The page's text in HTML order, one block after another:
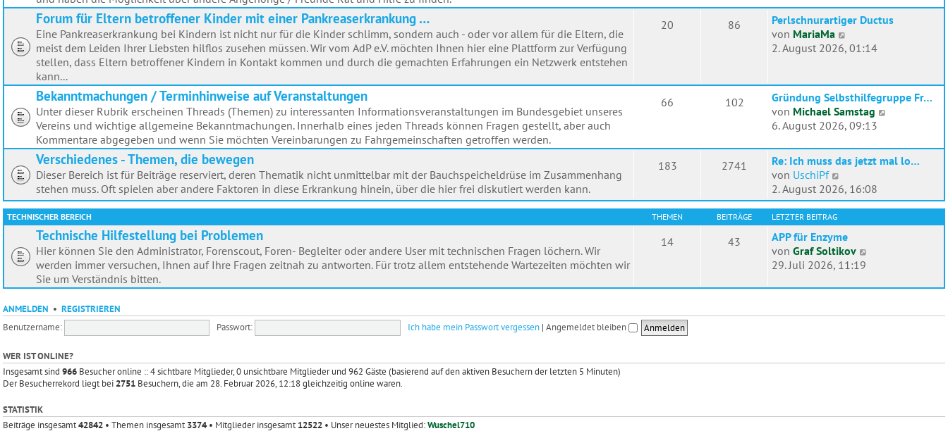
t
r
g
s
t
e
r
e
i
t
r
g
Forum für Eltern betroffener Kinder mit einer Pankreaserkrankung …
Eine Pankreaserkrankung bei Kindern ist nicht nur für die Kinder schlimm, sondern auch - oder vor allem für die Eltern, die
meist dem Leiden Ihrer Liebsten hilflos zusehen müssen. Wir vom AdP e.V. möchten Ihnen hier eine Plattform zur Verfügung
stellen, dass Eltern betroffener Kindern in Kontakt kommen und durch die gemachten Erfahrungen ein Netzwerk entstehen
kann...
20 86
Perlschnurartiger Ductus
von MariaMa
e
s
t
e
r
B
e
r
g
2. August 2026, 01:14
Bekanntmachungen / Terminhinweise auf Veranstaltungen
Unter dieser Rubrik erscheinen Threads (Themen) zu interessanten Informationsveranstaltungen im Bundesgebiet unseres
Vereins und wichtige allgemeine Bekanntmachungen. Innerhalb eines jeden Threads können Fragen gestellt, aber auch
Kommentare abgegeben und wenn Sie möchten Vereinbarungen zu Fahrgemeinschaften getroffen werden.
66 102
Gründung Selbsthilfegruppe Fr…
von Michael Samstag
e
s
r
B
a
6. August 2026, 09:13
Verschiedenes - Themen, die bewegen
Dieser Bereich ist für Beiträge reserviert, deren Thematik nicht unmittelbar mit der Bauchspeicheldrüse im Zusammenhang
stehen muss. Oft spielen aber andere Faktoren in diese Erkrankung hinein, über die hier frei diskutiert werden kann.
183 2741
Re: Ich muss das jetzt mal lo…
von UschiPf
e
u
s
t
e
r
B
i
2. August 2026, 16:08
TECHNISCHER BEREICH THEMEN BEITRÄGE LETZTER BEITRAG
Technische Hilfestellung bei Problemen
Hier können Sie den Administrator, Forenscout, Foren- Begleiter oder andere User mit technischen Fragen löchern. Wir
werden immer versuchen, Ihnen auf Ihre Fragen zeitnah zu antworten. Für trotz allem entstehende Wartezeiten möchten wir
Sie um Verständnis bitten.
14 43
APP für Enzyme
von Graf Soltikov
e
t
B
r
29. Juli 2026, 11:19
ANMELDEN • REGISTRIEREN
Benutzername: Passwort: Ich habe mein Passwort vergessen | Angemeldet bleiben
WER IST ONLINE?
Insgesamt sind 966 Besucher online :: 4 sichtbare Mitglieder, 0 unsichtbare Mitglieder und 962 Gäste (basierend auf den aktiven Besuchern der letzten 5 Minuten)
Der Besucherrekord liegt bei 2751 Besuchern, die am 28. Februar 2026, 12:18 gleichzeitig online waren.
STATISTIK
Beiträge insgesamt42842 • Themen insgesamt3374• Mitglieder insgesamt12522 • Unser neuestes Mitglied:Wuschel710